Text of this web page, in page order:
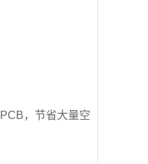
PCB ，节省大量空